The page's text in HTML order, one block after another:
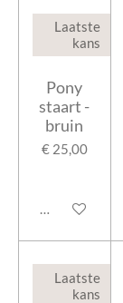
Laatste
kans
Pony
staart -
bruin
€ 25,00
In winkelwagen
Laatste
kans